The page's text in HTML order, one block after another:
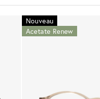
Nouveau
Acetate Renew